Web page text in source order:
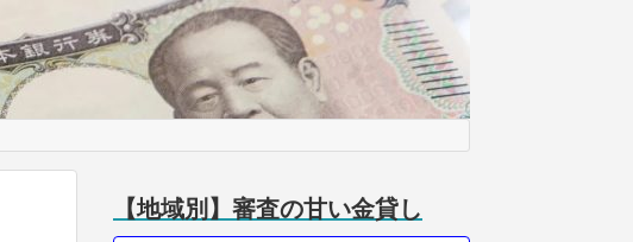
【地域別】審査の甘い金貸し